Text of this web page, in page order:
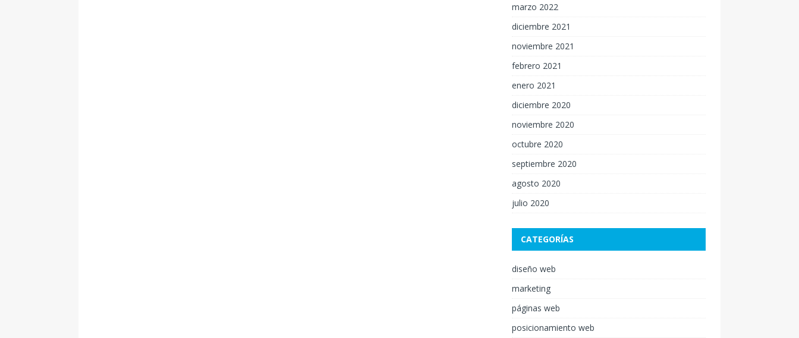
marzo 2022
diciembre 2021
noviembre 2021
febrero 2021
enero 2021
diciembre 2020
noviembre 2020
octubre 2020
septiembre 2020
agosto 2020
julio 2020
CATEGORÍAS
diseño web
marketing
páginas web
posicionamiento web